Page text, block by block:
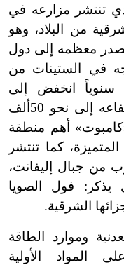
تنتشر مزارعه في
من البلاد، وهو
معظمه إلى دول
في الستينات من
نحو 45000طن سنوياً انخفض إلى
النصف في السبعينات، ليعاود ارتفاعه إلى نحو 50ألف
كامبوت» أهم منطقة
كما تنتشر
من جبال إليفانت،
يذكر: فول الصويا
الشرقية.
وموارد الطاقة
المواد الأولية